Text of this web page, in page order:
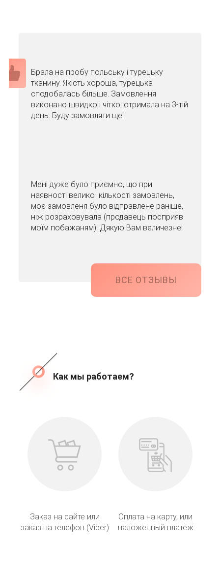
Брала на пробу польську і турецьку
тканину. Якість хороша, турецька
сподобалась більше. Замовлення
виконано швидко і чітко: отримала на 3-тій
день. Буду замовляти ще!
Мені дуже було приємно, що при
наявності великої кількості замовлень,
моє замовленя було відправлене раніше,
ніж розраховувала (продавець посприяв
моїм побажаням). Дякую Вам величезне!
ВСЕ ОТЗЫВЫ
Как мы работаем?
Заказ на сайте или
заказ на телефон (Viber)
Оплата на карту, или
наложенный платеж